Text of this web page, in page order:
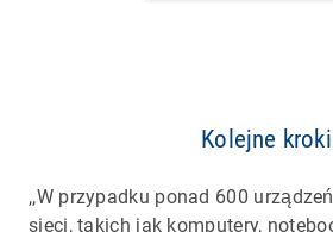
Kolejne kroki
,,W przypadku ponad 600
sieci, takich jak komputery,